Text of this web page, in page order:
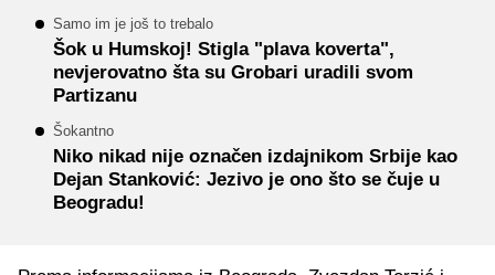
Samo im je još to trebalo
Šok u Humskoj! Stigla "plava koverta",
nevjerovatno šta su Grobari uradili svom
Partizanu
Šokantno
Niko nikad nije označen izdajnikom Srbije kao
Dejan Stanković: Jezivo je ono što se čuje u
Beogradu!